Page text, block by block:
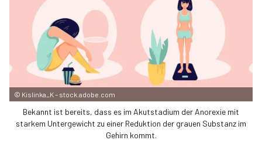
© Kislinka_K – stock.adobe.com
Bekannt ist bereits, dass es im Akutstadium der Anorexie mit
starkem Untergewicht zu einer Reduktion der grauen Substanz im
Gehirn kommt.